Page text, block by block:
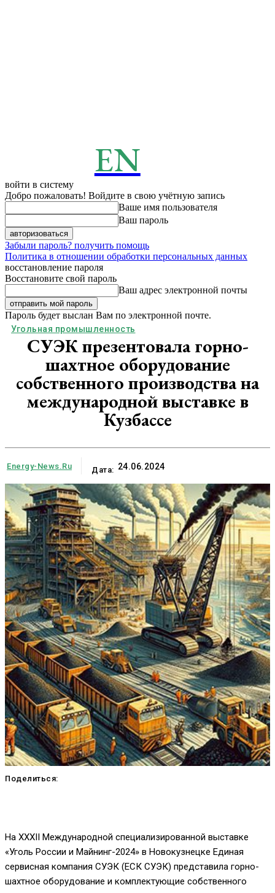
EN
войти в систему
Добро пожаловать! Войдите в свою учётную запись
Ваше имя пользователя
Ваш пароль
Забыли пароль? получить помощь
Политика в отношении обработки персональных данных
восстановление пароля
Восстановите свой пароль
Ваш адрес электронной почты
Пароль будет выслан Вам по электронной почте.
Угольная промышленность
СУЭК презентовала горно-
шахтное оборудование
собственного производства на
международной выставке в
Кузбассе
Energy-News.ru Дата: 24.06.2024
Поделиться:
На XXXII Международной специализированной выставке
«Уголь России и Майнинг-2024» в Новокузнецке Единая
сервисная компания СУЭК (ЕСК СУЭК) представила горно-
шахтное оборудование и комплектующие собственного